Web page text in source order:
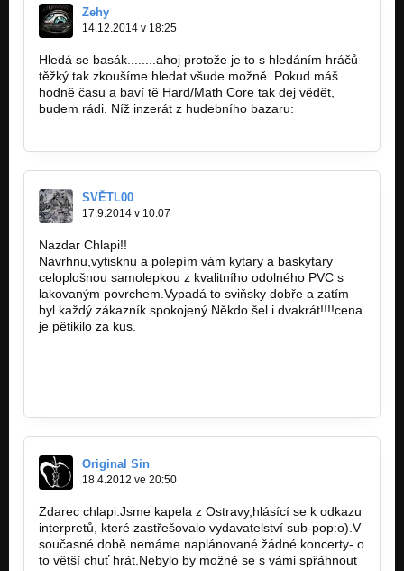
Zehy
14.12.2014 v 18:25
Hledá se basák........ahoj protože je to s hledáním hráčů
těžký tak zkoušíme hledat všude možně. Pokud máš
hodně času a baví tě Hard/Math Core tak dej vědět,
budem rádi. Níž inzerát z hudebního bazaru:
SVĚTL00
17.9.2014 v 10:07
Nazdar Chlapi!!
Navrhnu,vytisknu a polepím vám kytary a baskytary
celoplošnou samolepkou z kvalitního odolného PVC s
lakovaným povrchem.Vypadá to sviňsky dobře a zatím
byl každý zákazník spokojený.Někdo šel i dvakrát!!!!cena
je pětikilo za kus.
Original Sin
18.4.2012 ve 20:50
Zdarec chlapi.Jsme kapela z Ostravy,hlásící se k odkazu
interpretů, které zastřešovalo vydavatelství sub-pop:o).V
současné době nemáme naplánované žádné koncerty- o
to větší chuť hrát.Nebylo by možné se s vámi spřáhnout